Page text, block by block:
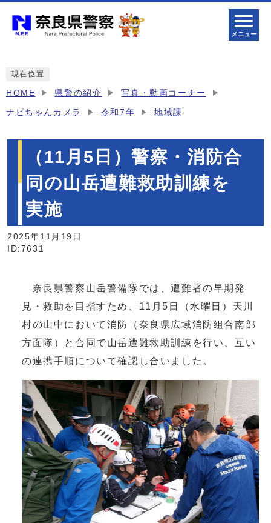
メニュー
現在位置
HOME 県警の紹介 写真・動画コーナー
ナピちゃんカメラ 令和7年 地域課
（11月5日）警察・消防合
同の山岳遭難救助訓練を
実施
2025年11月19日
ID:7631
奈良県警察山岳警備隊では、遭難者の早期発
見・救助を目指すため、11月5日（水曜日）天川
村の山中において消防（奈良県広域消防組合南部
方面隊）と合同で山岳遭難救助訓練を行い、互い
の連携手順について確認し合いました。